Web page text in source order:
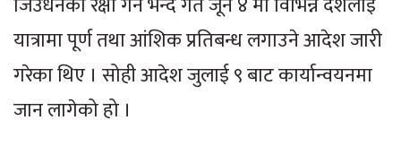
यात्रामा पूर्ण तथा आंशिक प्रतिबन्ध लगाउने आदेश जारी
गरेका थिए । सोही आदेश जुलाई ९ बाट कार्यान्वयनमा
जान लागेको हो ।